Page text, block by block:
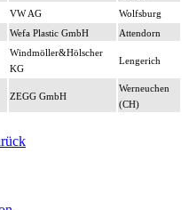
VW AG
Wolfsburg
Wefa Plastic GmbH Attendorn
Windmöller&Hölscher
KG
Lengerich
ZEGG GmbH
Werneuchen
(CH)